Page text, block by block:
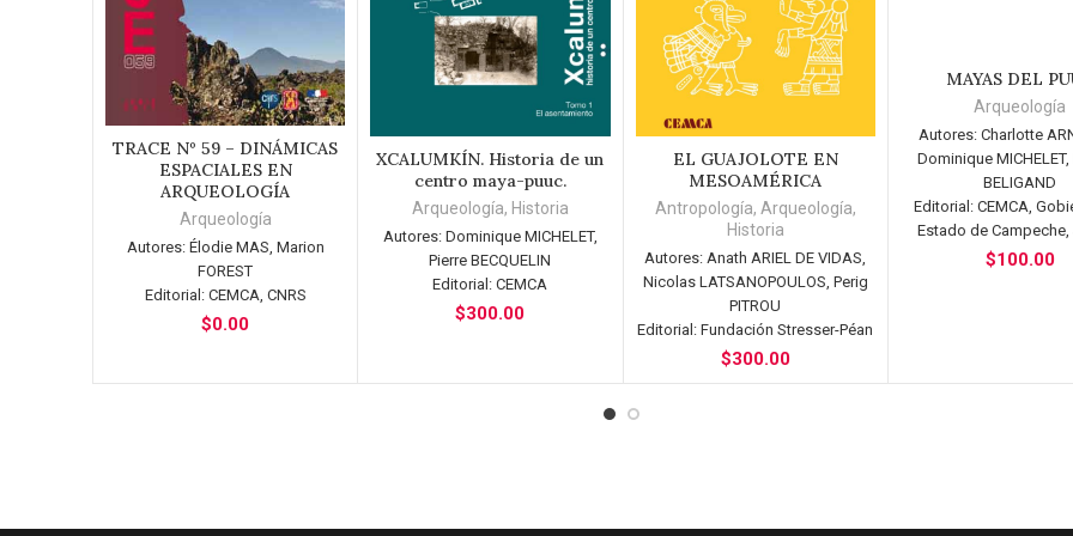
AÑADIR AL CARRITO
TRACE Nº 59 – DINÁMICAS
ESPACIALES EN
ARQUEOLOGÍA
Arqueología
Autores:Élodie MAS, Marion
FOREST
Editorial:CEMCA, CNRS
$0.00
AÑADIR AL CARRITO
XCALUMKÍN. Historia de un
centro maya-puuc.
Arqueología, Historia
Autores:Dominique MICHELET,
Pierre BECQUELIN
Editorial: CEMCA
$300.00
AÑADIR AL CARRITO
EL GUAJOLOTE EN
MESOAMÉRICA
Antropología, Arqueología,
Historia
Autores: Anath ARIEL DE VIDAS,
Nicolas LATSANOPOULOS, Perig
PITROU
Editorial: Fundación Stresser-Péan
$300.00
AÑADIR AL
MAYAS DEL
Arqueología
Autores: Charlotte
Dominique
BELIGAND
Editorial: CEMCA,
Estado de Campeche,
$100.00